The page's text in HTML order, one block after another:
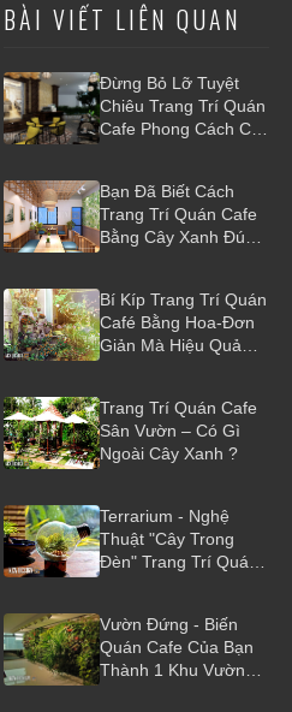
BÀI VIẾT LIÊN QUAN
Đừng Bỏ Lỡ Tuyệt
Chiêu Trang Trí Quán
Cafe Phong Cách Cổ
Bạn Đã Biết Cách
Trang Trí Quán Cafe
Bằng Cây Xanh Đúng
Bí Kíp Trang Trí Quán
Café Bằng Hoa-Đơn
Giản Mà Hiệu Quả
Trang Trí Quán Cafe
Sân Vườn – Có Gì
Ngoài Cây Xanh ?
Terrarium - Nghệ
Thuật "cây Trong
Đèn" Trang Trí Quán
Vườn Đứng - Biến
Quán Cafe Của Bạn
Thành 1 Khu Vườn